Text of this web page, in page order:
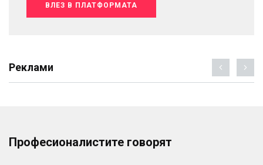
ВЛЕЗ В ПЛАТФОРМАТА
Реклами
Професионалистите говорят